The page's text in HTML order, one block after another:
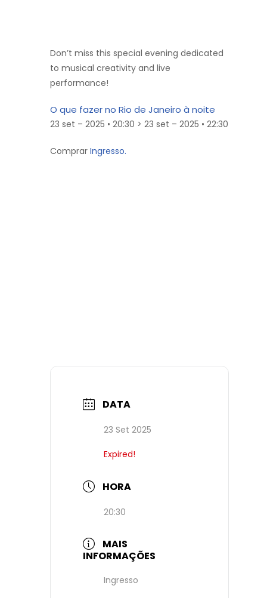
Don’t miss this special evening dedicated
to musical creativity and live
performance!
O que fazer no Rio de Janeiro à noite
23 set – 2025 • 20:30 > 23 set – 2025 • 22:30
Comprar Ingresso.
DATA
23 Set 2025
Expired!
HORA
20:30
MAIS
INFORMAÇÕES
Ingresso